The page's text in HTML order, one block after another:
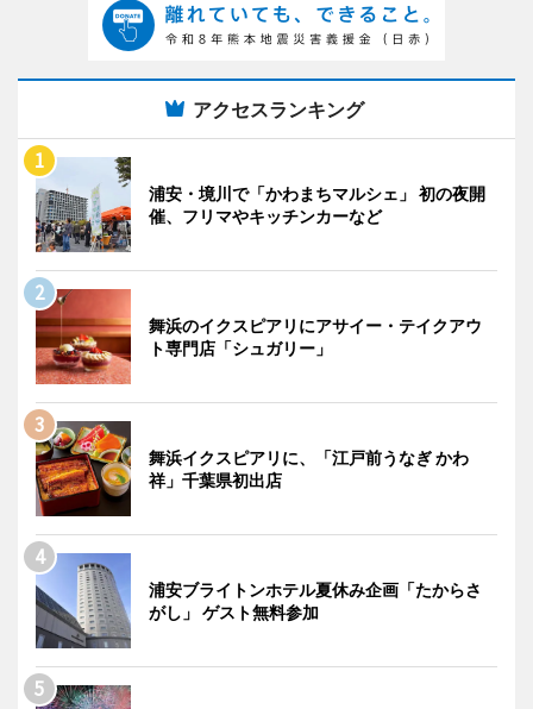
アクセスランキング
浦安・境川で「かわまちマルシェ」 初の夜開
催、フリマやキッチンカーなど
舞浜のイクスピアリにアサイー・テイクアウ
ト専門店「シュガリー」
舞浜イクスピアリに、「江戸前うなぎ かわ
祥」千葉県初出店
浦安ブライトンホテル夏休み企画「たからさ
がし」 ゲスト無料参加